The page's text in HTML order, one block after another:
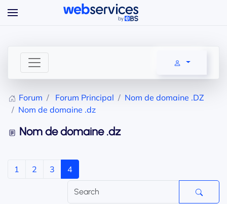
Forum Forum Principal
Nom de domaine .DZ
Nom de domaine .dz
Nom de domaine .dz
1 2 3 4